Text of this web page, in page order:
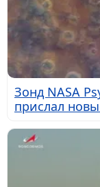
Зонд NASA
прислал